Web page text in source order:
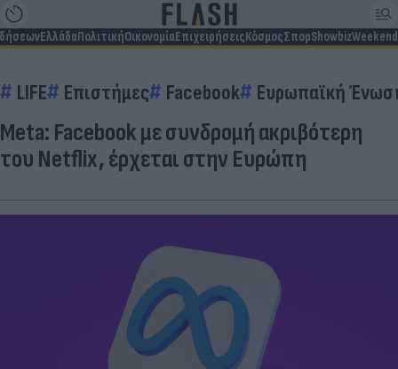
ΕλλάδαΠολιτικήΟικονομίαΕπιχειρήσειςΚόσμοςΣπορShowbizWeekend
LIFE Επιστήμες Facebook Ευρωπαϊκή
Meta: Facebook με συνδρομή ακριβότερη
του Netflix, έρχεται στην Ευρώπη